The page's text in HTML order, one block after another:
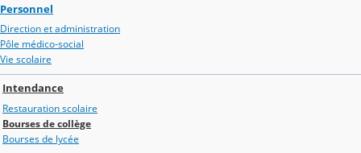
Personnel
Direction et administration
Pôle médico-social
Vie scolaire
Intendance
Restauration scolaire
Bourses de collège
Bourses de lycée